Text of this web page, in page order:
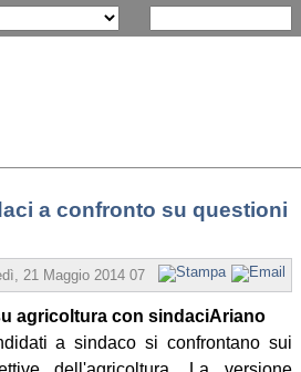
a confronto su questioni
21 Maggio 2014 07:27 Scritto da
Ariano
a sindaco si confrontano sui